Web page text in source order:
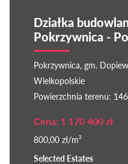
Działka
Pokrzywnica -
Pokrzywnica, gm.
Wielkopolskie
Powierzchnia terenu:
Cena: 1 170 400 zł
800,00 zł/m²
Selected Estates